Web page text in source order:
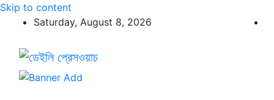
Skip to content
Saturday, August 8, 2026
ডেইলি প্রেসওয়াচ
ডেইলি প্রেসওয়াচ মুক্তিযুদ্ধের চেতনায় উদ্বুদ্ধ মুখপত্র